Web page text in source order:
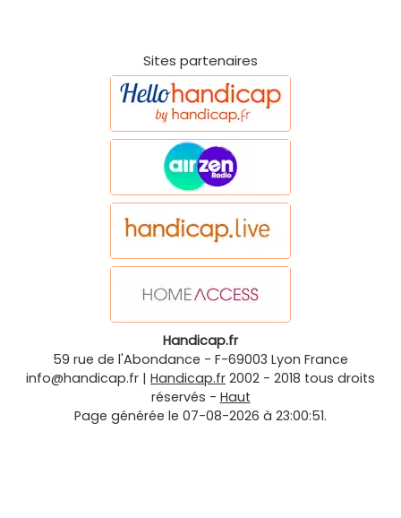
Sites partenaires
Handicap.fr
59 rue de l'Abondance - F-69003 Lyon France
info@handicap.fr | Handicap.fr 2002 - 2018 tous droits
réservés - Haut
Page générée le 07-08-2026 à 23:00:51.